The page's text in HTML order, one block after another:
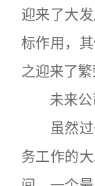
迎来了大
标作用，
之迎来了繁
未来公
虽然过
务工作的